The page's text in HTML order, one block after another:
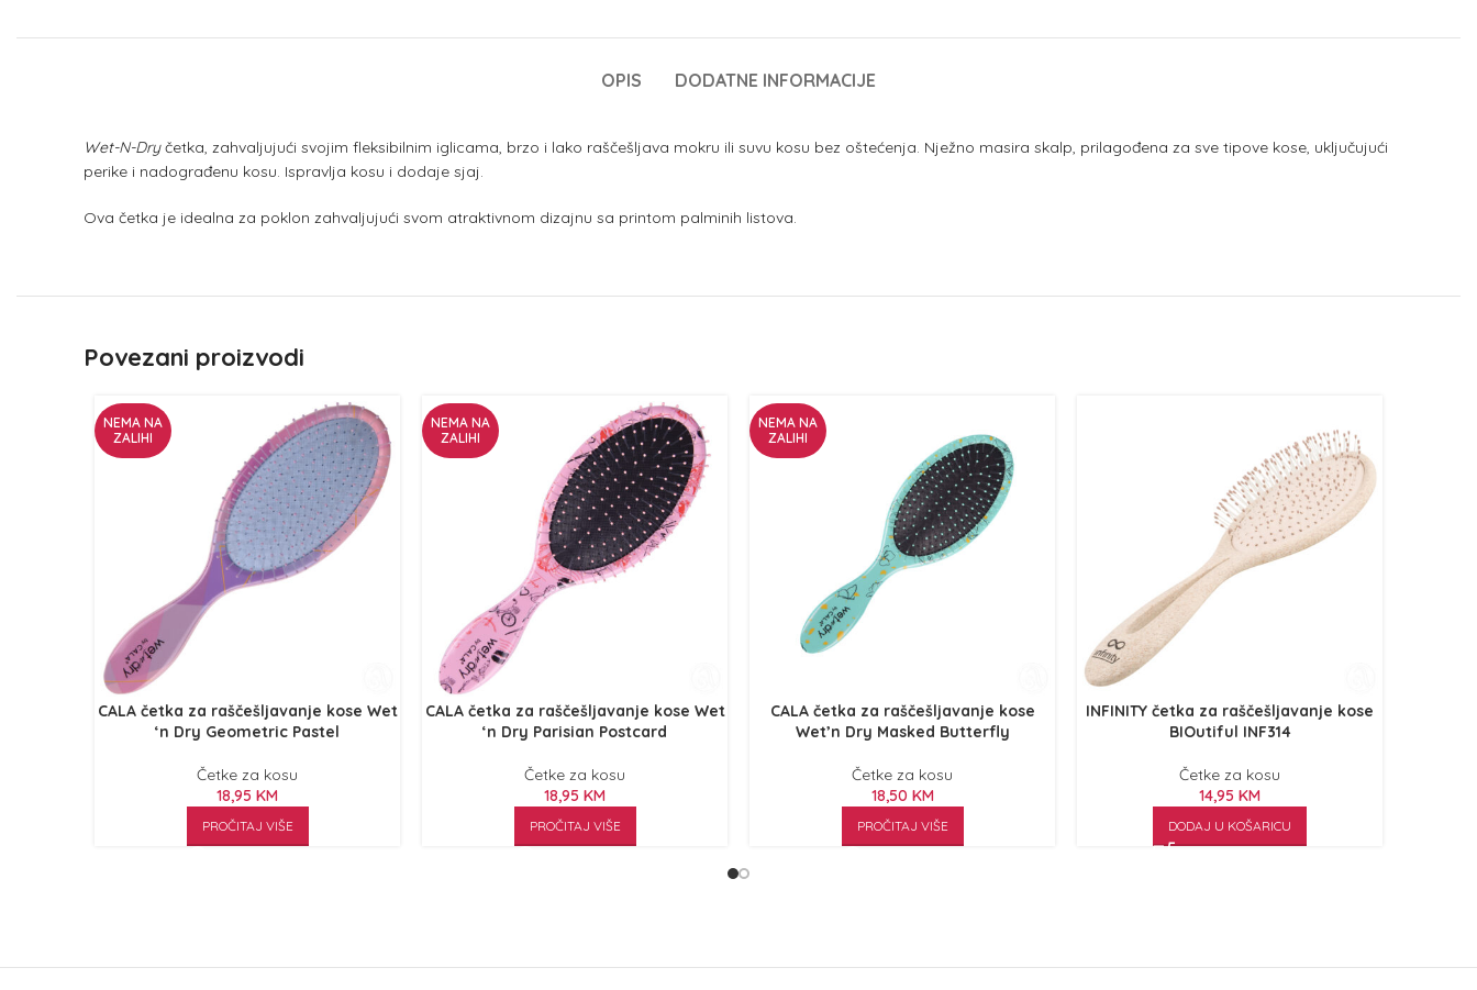
OPIS DODATNE INFORMACIJE
Wet-N-Dryčetka, zahvaljujući svojim fleksibilnim iglicama, brzo i lako raščešljava mokru ili suvu kosu bez oštećenja. Nježno masira skalp, prilagođena za sve tipove kose, uključujući
perike i nadograđenu kosu. Ispravlja kosu i dodaje sjaj.
Ova četka je idealna za poklon zahvaljujući svom atraktivnom dizajnu sa printom palminih listova.
Povezani proizvodi
NEMA NA
ZALIHI
CALA četka za raščešljavanje kose Wet
‘n Dry Geometric Pastel
Četke za kosu
18,95 KM
PROČITAJ VIŠE
NEMA NA
ZALIHI
CALA četka za raščešljavanje kose Wet
‘n Dry Parisian Postcard
Četke za kosu
18,95 KM
PROČITAJ VIŠE
NEMA NA
ZALIHI
CALA četka za raščešljavanje kose
Wet’n Dry Masked Butterfly
Četke za kosu
18,50 KM
PROČITAJ VIŠE
INFINITY četka za raščešljavanje kose
BIOutiful INF314
Četke za kosu
14,95 KM
DODAJ U KOŠARICU